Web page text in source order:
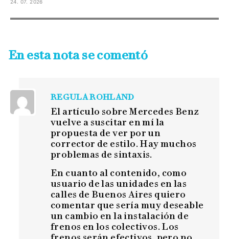
24. 07. 2026
En esta nota se comentó
REGULA ROHLAND
El artículo sobre Mercedes Benz
vuelve a suscitar en mí la
propuesta de ver por un
corrector de estilo. Hay muchos
problemas de sintaxis.
En cuanto al contenido, como
usuario de las unidades en las
calles de Buenos Aires quiero
comentar que sería muy deseable
un cambio en la instalación de
frenos en los colectivos. Los